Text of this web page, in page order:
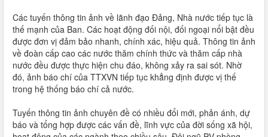
Các tuyến thông tin ảnh về lãnh đạo Đảng, Nhà nước tiếp tục là
thế mạnh của Ban. Các hoạt động đối nội, đối ngoại nổi bật đều
được đơn vị đảm bảo nhanh, chính xác, hiệu quả. Thông tin ảnh
về đoàn cấp cao các nước thăm chính thức và thăm cấp nhà
nước đều được thực hiện chu đáo, không xảy ra sai sót. Nhờ
đó, ảnh báo chí của TTXVN tiếp tục khẳng định được vị thế
trong hệ thống báo chí cả nước.
Tuyến thông tin ảnh chuyên đề có nhiều đổi mới, phản ánh, dự
báo và tổng hợp được các vấn đề, lĩnh vực của đời sống xã hội,